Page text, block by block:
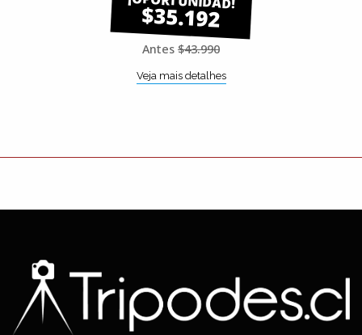
$35.192
Antes $43.990
Veja mais detalhes